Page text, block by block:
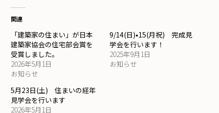
関連
「建築家の住まい」が日本
建築家協会の住宅部会賞を
受賞しました。
2026年5月1日
お知らせ
9/14(日)•15(月祝) 完成見
学会を行います！
2025年9月1日
お知らせ
5月23日(土) 住まいの経年
見学会を行います
2026年5月1日